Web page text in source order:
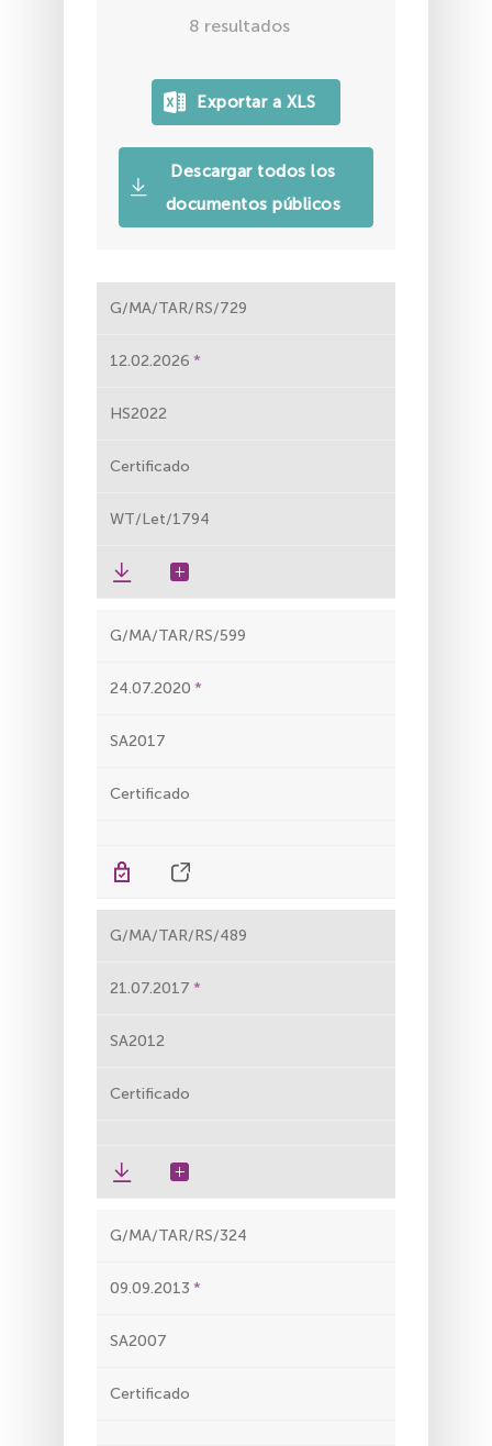
8 resultados
Descargar todos los
documentos públicos
G/MA/TAR/RS/729
12.02.2026
HS2022
Certificado
WT/Let/1794
G/MA/TAR/RS/599
24.07.2020
SA2017
Certificado
G/MA/TAR/RS/489
21.07.2017
SA2012
Certificado
G/MA/TAR/RS/324
09.09.2013
SA2007
Certificado